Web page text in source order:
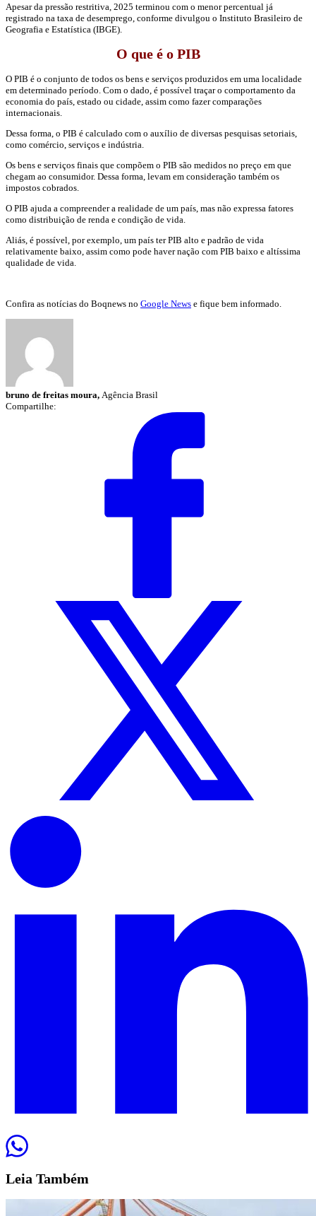
Apesar da pressão restritiva, 2025 terminou com o menor percentual já
registrado na taxa de desemprego, conforme divulgou o Instituto Brasileiro de
Geografia e Estatística (IBGE).
O que é o PIB
O PIB é o conjunto de todos os bens e serviços produzidos em uma localidade
em determinado período. Com o dado, é possível traçar o comportamento da
economia do país, estado ou cidade, assim como fazer comparações
internacionais.
Dessa forma, o PIB é calculado com o auxílio de diversas pesquisas setoriais,
como comércio, serviços e indústria.
Os bens e serviços finais que compõem o PIB são medidos no preço em que
chegam ao consumidor. Dessa forma, levam em consideração também os
impostos cobrados.
O PIB ajuda a compreender a realidade de um país, mas não expressa fatores
como distribuição de renda e condição de vida.
Aliás, é possível, por exemplo, um país ter PIB alto e padrão de vida
relativamente baixo, assim como pode haver nação com PIB baixo e altíssima
qualidade de vida.
Confira as notícias do Boqnews no Google News e fique bem informado.
bruno de freitas moura, Agência Brasil
Compartilhe:
Leia Também